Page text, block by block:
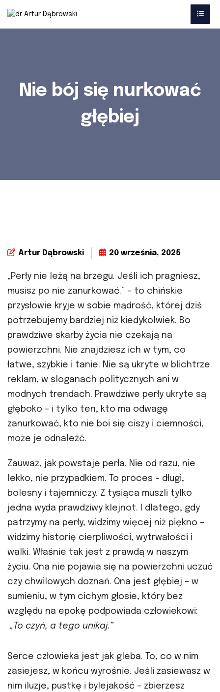
Nie bój się nurkować
głębiej
Artur Dąbrowski 20 września, 2025
„Perły nie leżą na brzegu. Jeśli ich pragniesz,
musisz po nie zanurkować.” – to chińskie
przysłowie kryje w sobie mądrość, której dziś
potrzebujemy bardziej niż kiedykolwiek. Bo
prawdziwe skarby życia nie czekają na
powierzchni. Nie znajdziesz ich w tym, co
łatwe, szybkie i tanie. Nie są ukryte w blichtrze
reklam, w sloganach politycznych ani w
modnych trendach. Prawdziwe perły ukryte są
głęboko – i tylko ten, kto ma odwagę
zanurkować, kto nie boi się ciszy i ciemności,
może je odnaleźć.
Zauważ, jak powstaje perła. Nie od razu, nie
lekko, nie przypadkiem. To proces – długi,
bolesny i tajemniczy. Z tysiąca muszli tylko
jedna wyda prawdziwy klejnot. I dlatego, gdy
patrzymy na perły, widzimy więcej niż piękno –
widzimy historię cierpliwości, wytrwałości i
walki. Właśnie tak jest z prawdą w naszym
życiu. Ona nie pojawia się na powierzchni uczuć
czy chwilowych doznań. Ona jest głębiej – w
sumieniu, w tym cichym głosie, który bez
względu na epokę podpowiada człowiekowi:
„To czyń, a tego unikaj.”
Serce człowieka jest jak gleba. To, co w nim
zasiejesz, w końcu wyrośnie. Jeśli zasiewasz w
nim iluzje, pustkę i bylejakość – zbierzesz